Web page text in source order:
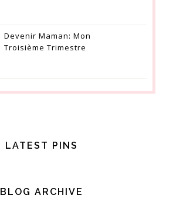
Devenir Maman: Mon
Troisième Trimestre
LATEST PINS
BLOG ARCHIVE